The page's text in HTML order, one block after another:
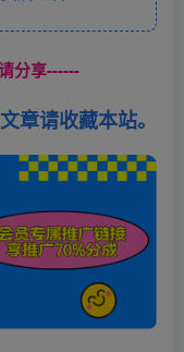
分享------
章请收藏本站。